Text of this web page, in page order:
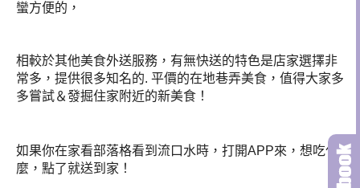
蠻方便的，
相較於其他美食外送服務，有無快送的特色是店家選擇非
常多，提供很多知名的. 平價的在地巷弄美食，值得大家多
多嘗試＆發掘住家附近的新美食！
如果你在家看部落格看到流口水時，打開APP來，想吃什
麼，點了就送到家！